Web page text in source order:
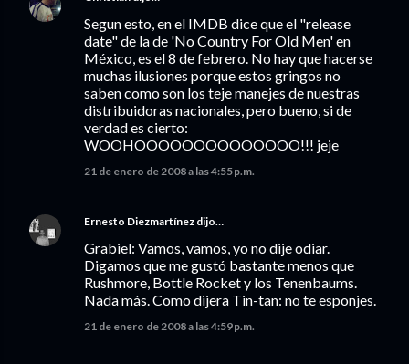
Segun esto, en el IMDB dice que el "release
date" de la de 'No Country For Old Men' en
México, es el 8 de febrero. No hay que hacerse
muchas ilusiones porque estos gringos no
saben como son los teje manejes de nuestras
distribuidoras nacionales, pero bueno, si de
verdad es cierto:
WOOHOOOOOOOOOOOOOO!!! jeje
21 de enero de 2008 a las 4:55 p.m.
Ernesto Diezmartínez dijo…
Grabiel: Vamos, vamos, yo no dije odiar.
Digamos que me gustó bastante menos que
Rushmore, Bottle Rocket y los Tenenbaums.
Nada más. Como dijera Tin-tan: no te esponjes.
21 de enero de 2008 a las 4:59 p.m.